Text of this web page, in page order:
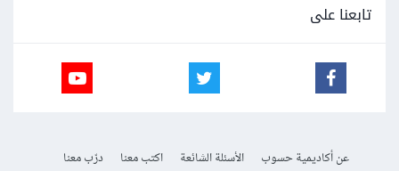
تابعنا على
عن أكاديمية حسوب الأسئلة الشائعة اكتب معنا
درّب معنا